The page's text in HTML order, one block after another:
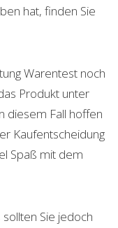
hat, finden Sie
Warentest noch
Produkt unter
diesem Fall hoffen
Kaufentscheidung
Spaß mit dem
sollten Sie jedoch